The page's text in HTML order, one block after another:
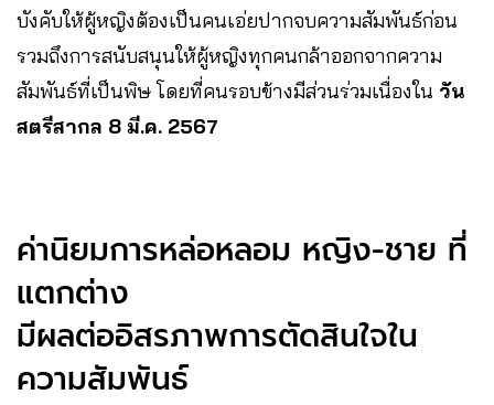
บังคับให้ผู้หญิงต้องเป็นคนเอ่ยปากจบความสัมพันธ์ก่อน
รวมถึงการสนับสนุนให้ผู้หญิงทุกคนกล้าออกจากความ
สัมพันธ์ที่เป็นพิษ โดยที่คนรอบข้างมีส่วนร่วมเนื่องใน วัน
สตรีสากล 8 มี.ค. 2567
ค่านิยมการหล่อหลอม หญิง-ชาย ที่
แตกต่าง
มีผลต่ออิสรภาพการตัดสินใจใน
ความสัมพันธ์